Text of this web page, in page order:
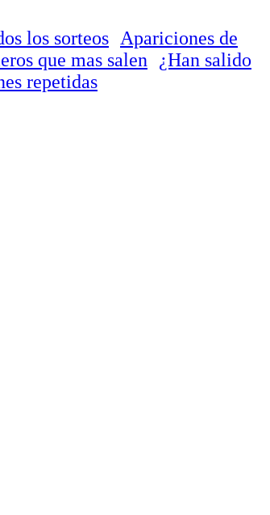
los sorteos
Apariciones de
que mas salen
¿Han salido
repetidas